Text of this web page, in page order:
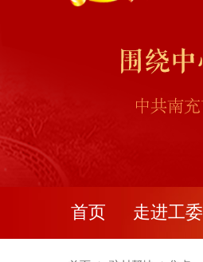
首页 走进工委